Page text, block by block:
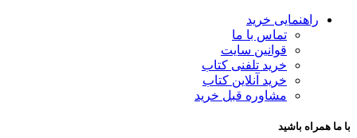
راهنمایی خرید
تماس با ما
قوانین سایت
خرید تلفنی کتاب
خرید آنلاین کتاب
مشاوره قبل خرید
با ما همراه باشید